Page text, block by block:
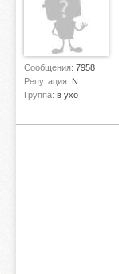
Сообщения: 7958
Репутация: N
Группа: в ухо